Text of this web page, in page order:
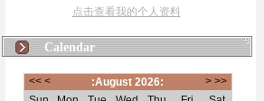
点击查看我的个人资料
Calendar